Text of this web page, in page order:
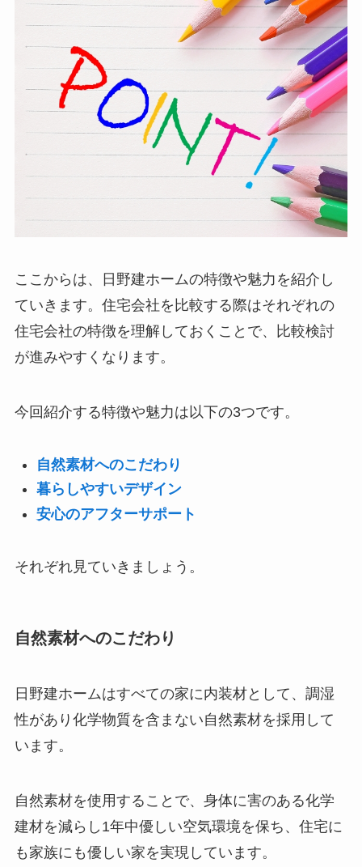
ここからは、日野建ホームの特徴や魅力を紹介し
ていきます。住宅会社を比較する際はそれぞれの
住宅会社の特徴を理解しておくことで、比較検討
が進みやすくなります。
今回紹介する特徴や魅力は以下の3つです。
自然素材へのこだわり
暮らしやすいデザイン
安心のアフターサポート
それぞれ見ていきましょう。
自然素材へのこだわり
日野建ホームはすべての家に内装材として、調湿
性があり化学物質を含まない自然素材を採用して
います。
自然素材を使用することで、身体に害のある化学
建材を減らし1年中優しい空気環境を保ち、住宅に
も家族にも優しい家を実現しています。